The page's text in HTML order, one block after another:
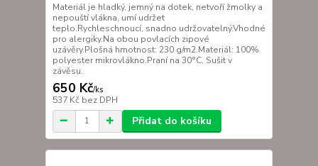
Materiál je hladký, jemný na dotek, netvoří žmolky a
nepouští vlákna, umí udržet
teplo.Rychleschnoucí, snadno udržovatelný.Vhodné
pro alergiky.Na obou povlacích zipové
uzávěry.Plošná hmotnost: 230 g/m2.Materiál: 100%
polyester mikrovlákno.Praní na 30°C. Sušit v
závěsu.
650 Kč/ks
537 Kč bez DPH
Přidat do košíku